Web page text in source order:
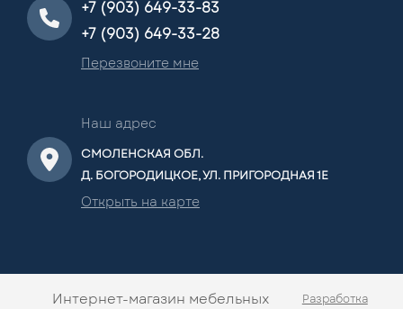
+7 (903) 649-33-83
+7 (903) 649-33-28
Перезвоните мне
Наш адрес
СМОЛЕНСКАЯ ОБЛ.
Д. БОГОРОДИЦКОЕ, УЛ. ПРИГОРОДНАЯ 1Е
Открыть на карте
Интернет-магазин мебельных Разработка